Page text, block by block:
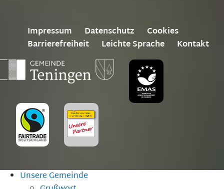
Impressum Datenschutz
Cookies
Barrierefreiheit
Leichte Sprache Kontakt
Unsere Gemeinde